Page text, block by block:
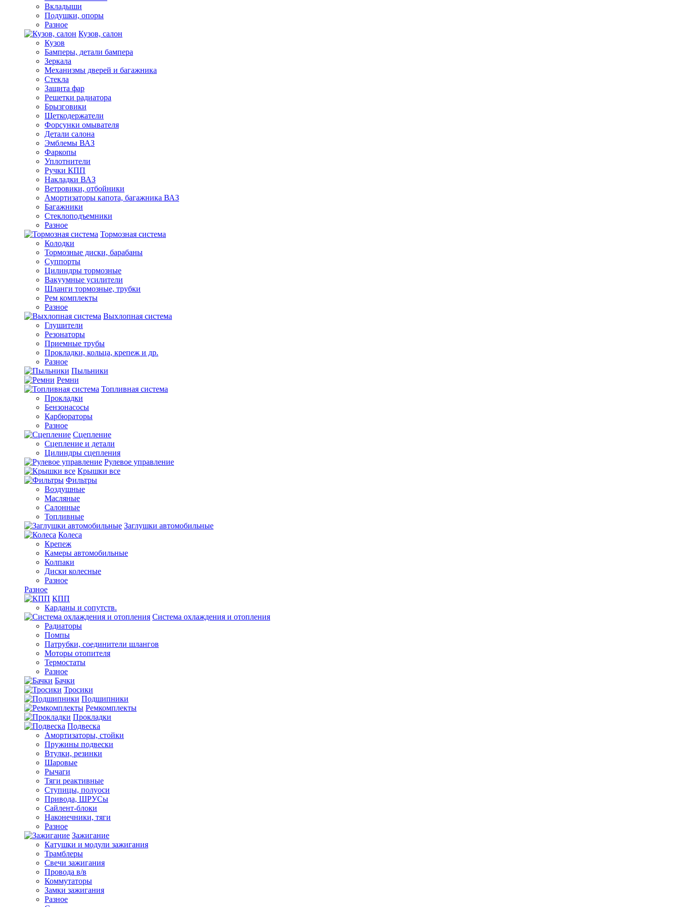
Вкладыши
Подушки, опоры
Разное
Кузов, салон
Кузов
Бамперы, детали бампера
Зеркала
Механизмы дверей и багажника
Стекла
Защита фар
Решетки радиатора
Брызговики
Щеткодержатели
Форсунки омывателя
Детали салона
Эмблемы ВАЗ
Фаркопы
Уплотнители
Ручки КПП
Накладки ВАЗ
Ветровики, отбойники
Амортизаторы капота, багажника ВАЗ
Багажники
Стеклоподъемники
Разное
Тормозная система
Колодки
Тормозные диски, барабаны
Суппорты
Цилиндры тормозные
Вакуумные усилители
Шланги тормозные, трубки
Рем комплекты
Разное
Выхлопная система
Глушители
Резонаторы
Приемные трубы
Прокладки, кольца, крепеж и др.
Разное
Пыльники
Ремни
Топливная система
Прокладки
Бензонасосы
Карбюраторы
Разное
Сцепление
Сцепление и детали
Цилиндры сцепления
Рулевое управление
Крышки все
Фильтры
Воздушные
Масляные
Салонные
Топливные
Заглушки автомобильные
Колеса
Крепеж
Камеры автомобильные
Колпаки
Диски колесные
Разное
Разное
КПП
Карданы и сопутств.
Система охлаждения и отопления
Радиаторы
Помпы
Патрубки, соединители шлангов
Моторы отопителя
Термостаты
Разное
Бачки
Тросики
Подшипники
Ремкомплекты
Прокладки
Подвеска
Амортизаторы, стойки
Пружины подвески
Втулки, резинки
Шаровые
Рычаги
Тяги реактивные
Ступицы, полуоси
Привода, ШРУСы
Сайлент-блоки
Наконечники, тяги
Разное
Зажигание
Катушки и модули зажигания
Трамблеры
Свечи зажигания
Провода в/в
Коммутаторы
Замки зажигания
Разное